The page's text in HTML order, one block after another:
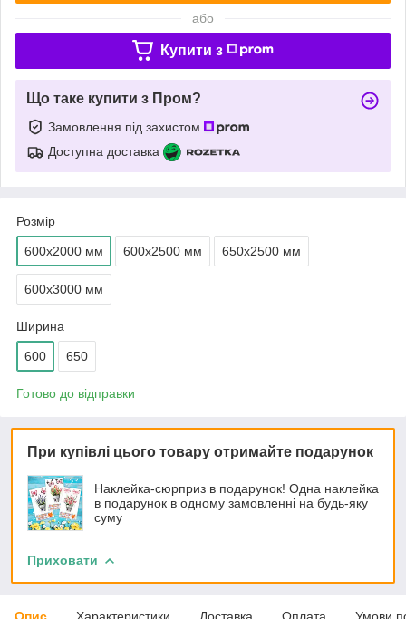
або
Купити з
Що таке купити з Пром?
Замовлення під захистом
Доступна доставка
Розмір
600х2000 мм 600х2500 мм 650х2500 мм
600х3000 мм
Ширина
600 650
Готово до відправки
При купівлі цього товару отримайте подарунок
Наклейка-сюрприз в подарунок! Одна наклейка
в подарунок в одному замовленні на будь-яку
суму
Приховати
Опис Характеристики Доставка Оплата Умови